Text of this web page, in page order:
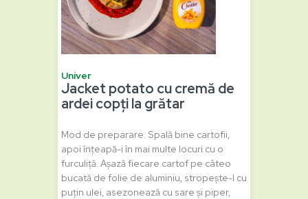
Univer
Jacket potato cu cremă de
ardei copți la grătar
Mod de preparare: Spală bine cartofii,
apoi înțeapă-i în mai multe locuri cu o
furculiță. Așază fiecare cartof pe câteo
bucată de folie de aluminiu, stropește-l cu
puțin ulei, asezonează cu sare și piper,